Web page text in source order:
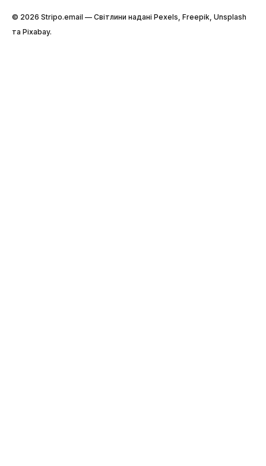
© 2026 Stripо.email — Світлини надані Pexels, Freepik, Unsplash
та Pixabay.